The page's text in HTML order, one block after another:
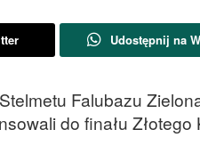
Udostępnij na
Falubazu
do finału Złotego